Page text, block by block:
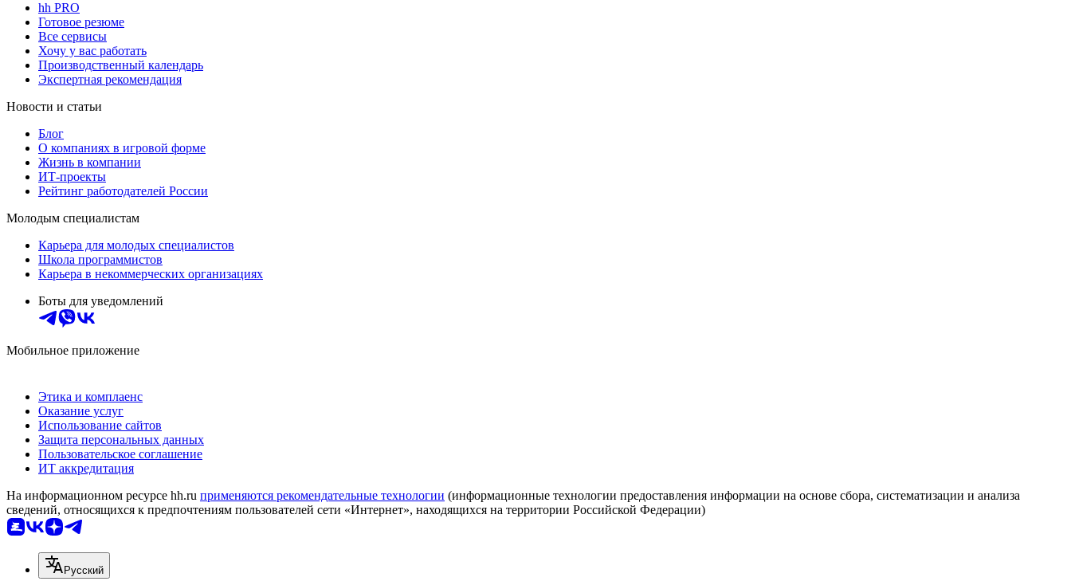
hh PRO
Готовое резюме
Все сервисы
Хочу у вас работать
Производственный календарь
Экспертная рекомендация
Новости и статьи
Блог
О компаниях в игровой форме
Жизнь в компании
ИТ-проекты
Рейтинг работодателей России
Молодым специалистам
Карьера для молодых специалистов
Школа программистов
Карьера в некоммерческих организациях
Боты для уведомлений
Мобильное приложение
Этика и комплаенс
Оказание услуг
Использование сайтов
Защита персональных данных
Пользовательское соглашение
ИТ аккредитация
На информационном ресурсе hh.ru применяются рекомендательные технологии (информационные технологии предоставления информации на основе сбора, систематизации и анализа
сведений, относящихся к предпочтениям пользователей сети «Интернет», находящихся на территории Российской Федерации)
Русский